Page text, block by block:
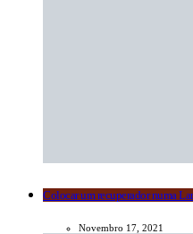
Colocar um recuperador numa
Novembro 17, 2021